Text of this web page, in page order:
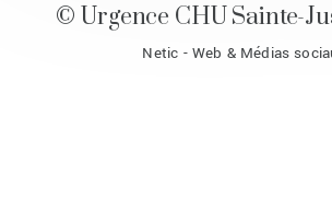
© Urgence CHU Sainte-
Netic - Web & Médias